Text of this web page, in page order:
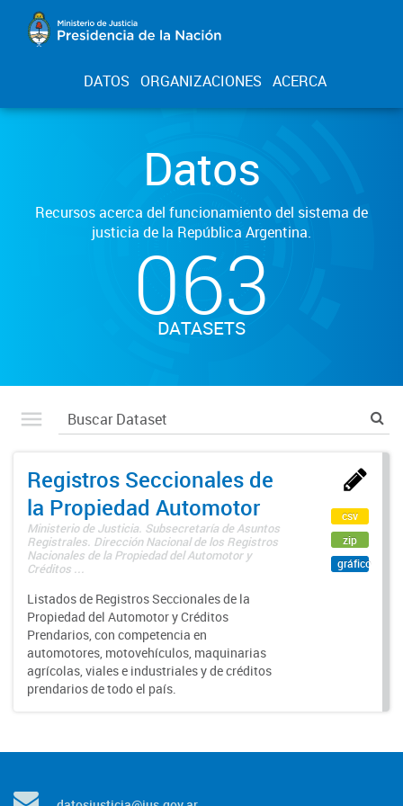
DATOS ORGANIZACIONES ACERCA
Datos
Recursos acerca del funcionamiento del sistema de
justicia de la República Argentina.
063
DATASETS
Registros Seccionales de
la Propiedad Automotor
Ministerio de Justicia. Subsecretaría de Asuntos
Registrales. Dirección Nacional de los Registros
Nacionales de la Propiedad del Automotor y
Créditos ...
Listados de Registros Seccionales de la
Propiedad del Automotor y Créditos
Prendarios, con competencia en
automotores, motovehículos, maquinarias
agrícolas, viales e industriales y de créditos
prendarios de todo el país.
csv
zip
gráfico